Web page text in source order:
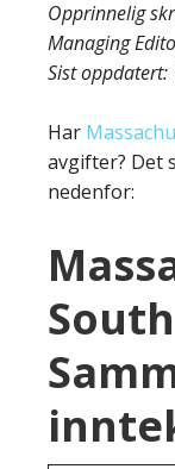
Opprinnelig
Managing
Sist oppdatert:
Har
avgifter? Det
nedenfor: